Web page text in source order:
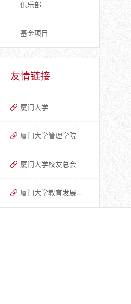
俱乐部
基金项目
友情链接
厦门大学
厦门大学管理学院
厦门大学校友总会
厦门大学教育发展基金会